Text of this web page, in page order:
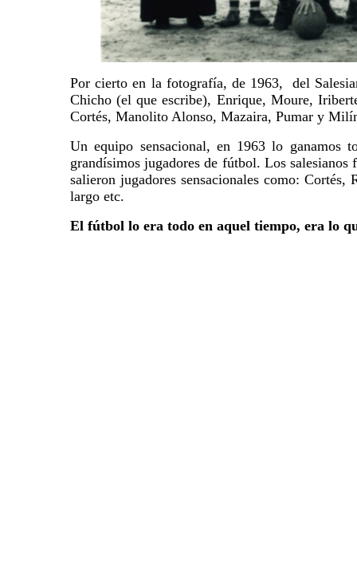
Por cierto en la fotografía, de 1963, del
Chicho (el que escribe), Enrique, Moure,
Cortés, Manolito Alonso, Mazaira, Pumar y
Un equipo sensacional, en 1963 lo ganamos
grandísimos jugadores de fútbol. Los
salieron jugadores sensacionales como:
largo etc.
El fútbol lo era todo en aquel tiempo, era lo